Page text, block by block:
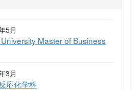
5月
Master of Business
3月
応化学科